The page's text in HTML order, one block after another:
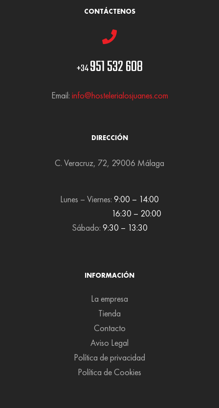
CONTÁCTENOS
+34951 532 608
Email: info@hostelerialosjuanes.com
DIRECCIÓN
C. Veracruz, 72, 29006 Málaga
Lunes – Viernes: 9:00 – 14:00
16:30 – 20:00
Sábado: 9:30 – 13:30
INFORMACIÓN
La empresa
Tienda
Contacto
Aviso Legal
Política de privacidad
Política de Cookies